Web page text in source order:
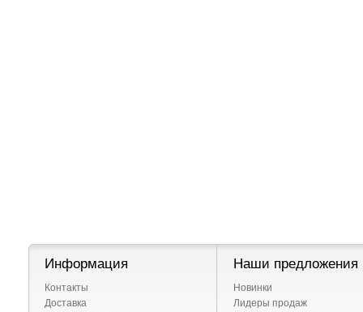
Информация
Контакты
Доставка
Наши предложения
Новинки
Лидеры продаж